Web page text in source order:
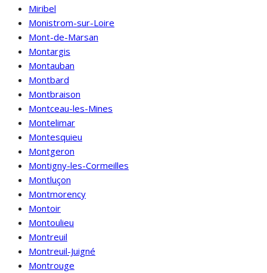
Miribel
Monistrom-sur-Loire
Mont-de-Marsan
Montargis
Montauban
Montbard
Montbraison
Montceau-les-Mines
Montelimar
Montesquieu
Montgeron
Montigny-les-Cormeilles
Montluçon
Montmorency
Montoir
Montoulieu
Montreuil
Montreuil-Juigné
Montrouge